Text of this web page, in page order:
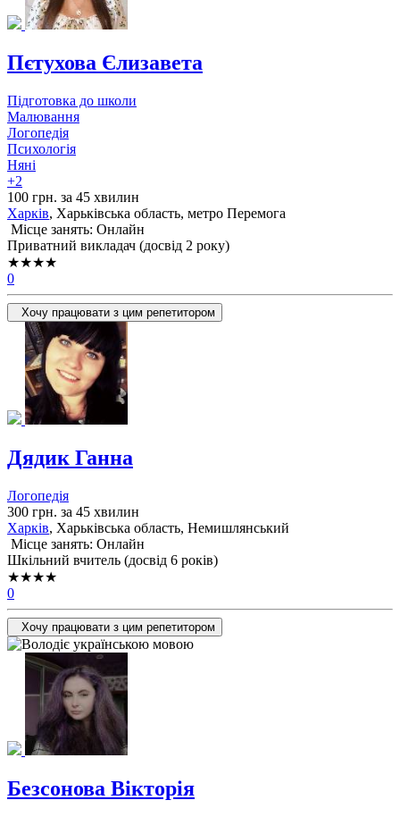
Пєтухова Єлизавета
Підготовка до школи
Малювання
Логопедія
Психологія
Няні
+2
100 грн. за 45 хвилин
Харків, Харьківська область, метро Перемога
Місце занять: Онлайн
Приватний викладач (досвід 2 року)
★★★★
0
Хочу працювати з цим репетитором
Дядик Ганна
Логопедія
300 грн. за 45 хвилин
Харків, Харьківська область, Немишлянський
Місце занять: Онлайн
Шкільний вчитель (досвід 6 років)
★★★★
0
Хочу працювати з цим репетитором
Безсонова Вікторія